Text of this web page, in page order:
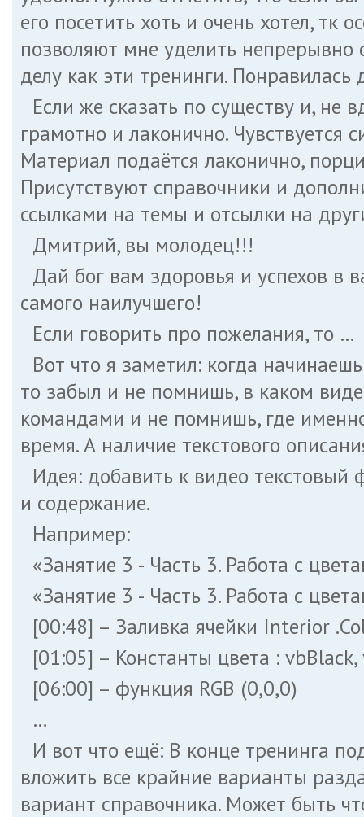
его посетить хоть и очень хотел, тк
позволяют мне уделить
делу как эти тренинги.
Если же сказать по существу и, не
грамотно и лаконично.
Материал подаётся лаконично,
Присутствуют справочники и
ссылками на темы и отсылки на
Дмитрий, вы молодец!!!
Дай бог вам здоровья и успехов в
самого наилучшего!
Если говорить про пожелания, то …
Вот что я заметил: когда
то забыл и не помнишь, в каком
командами и не помнишь, где
время. А наличие текстового
Идея: добавить к видео текстовый
и содержание.
Например:
«Занятие 3 - Часть 3. Работа с
«Занятие 3 - Часть 3. Работа с
[00:48] – Заливка ячейки Interior
[01:05] – Константы цвета :
[06:00] – функция RGB (0,0,0)
…
И вот что ещё: В конце тренинга
вложить все крайние варианты
вариант справочника. Может быть